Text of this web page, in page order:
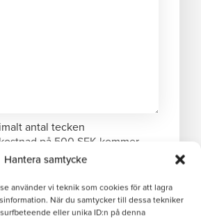
Hantera samtycke
använder vi teknik som cookies för att lagra
När du samtycker till dessa tekniker
eller unika ID:n på denna
antal tecken
på 500 SEK kommer
understiger 1000